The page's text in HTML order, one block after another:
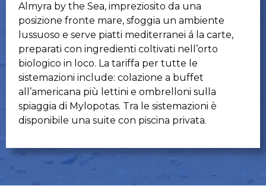
Almyra by the Sea, impreziosito da una
posizione fronte mare, sfoggia un ambiente
lussuoso e serve piatti mediterranei á la carte,
preparati con ingredienti coltivati nell’orto
biologico in loco. La tariffa per tutte le
sistemazioni include: colazione a buffet
all’americana più lettini e ombrelloni sulla
spiaggia di Mylopotas. Tra le sistemazioni è
disponibile una suite con piscina privata.